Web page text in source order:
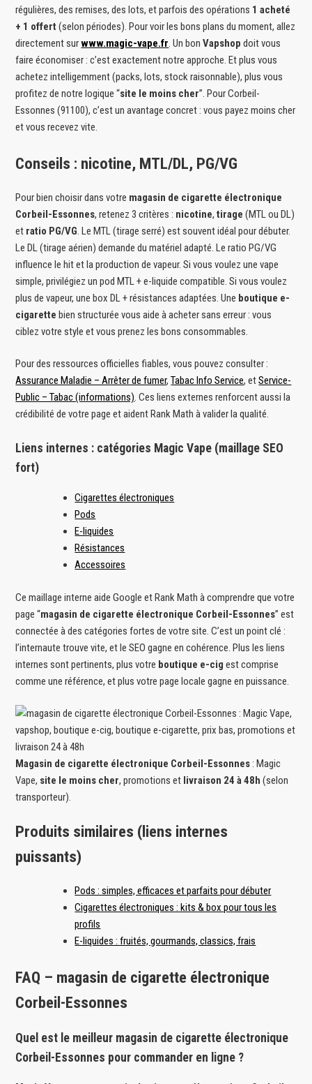
régulières, des remises, des lots, et parfois des opérations 1 acheté
+ 1 offert (selon périodes). Pour voir les bons plans du moment, allez
directement surwww.magic-vape.fr. Un bonVapshop doit vous
faire économiser : c’est exactement notre approche. Et plus vous
achetez intelligemment (packs, lots, stock raisonnable), plus vous
profitez de notre logique “site le moins cher”. Pour Corbeil-
Essonnes (91100), c’est un avantage concret : vous payez moins cher
et vous recevez vite.
Conseils : nicotine, MTL/DL, PG/VG
Pour bien choisir dans votre magasin de cigarette électronique
Corbeil-Essonnes, retenez 3 critères : nicotine,tirage (MTL ou DL)
et ratio PG/VG. Le MTL (tirage serré) est souvent idéal pour débuter.
Le DL (tirage aérien) demande du matériel adapté. Le ratio PG/VG
influence le hit et la production de vapeur. Si vous voulez une vape
simple, privilégiez un pod MTL + e-liquide compatible. Si vous voulez
plus de vapeur, une box DL + résistances adaptées. Une boutique e-
cigarette bien structurée vous aide à acheter sans erreur : vous
ciblez votre style et vous prenez les bons consommables.
Pour des ressources officielles fiables, vous pouvez consulter :
Assurance Maladie – Arrêter de fumer,Tabac Info Service, etService-
Public – Tabac (informations). Ces liens externes renforcent aussi la
crédibilité de votre page et aident Rank Math à valider la qualité.
Liens internes : catégories Magic Vape (maillage SEO
fort)
Cigarettes électroniques
Pods
E-liquides
Résistances
Accessoires
Ce maillage interne aide Google et Rank Math à comprendre que votre
page “magasin de cigarette électronique Corbeil-Essonnes” est
connectée à des catégories fortes de votre site. C’est un point clé :
l’internaute trouve vite, et le SEO gagne en cohérence. Plus les liens
internes sont pertinents, plus votre boutique e-cig est comprise
comme une référence, et plus votre page locale gagne en puissance.
Magasin de cigarette électronique Corbeil-Essonnes: Magic
Vape, site le moins cher, promotions et livraison 24 à 48h (selon
transporteur).
Produits similaires (liens internes
puissants)
Pods : simples, efficaces et parfaits pour débuter
Cigarettes électroniques : kits & box pour tous les
profils
E-liquides : fruités, gourmands, classics, frais
FAQ – magasin de cigarette électronique
Corbeil-Essonnes
Quel est le meilleur magasin de cigarette électronique
Corbeil-Essonnes pour commander en ligne ?